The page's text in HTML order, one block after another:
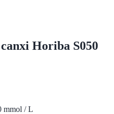
Horiba S050
mmol / L